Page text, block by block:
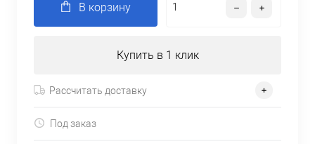
В корзину
Купить в 1 клик
Рассчитать доставку
Под заказ